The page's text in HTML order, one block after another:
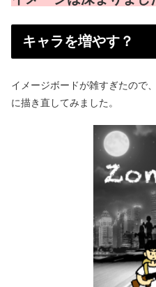
キャラを増やす？
イメージボードが雑すぎたので
に描き直してみました。